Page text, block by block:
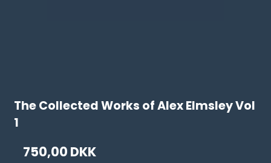
The Collected Works of Alex Elmsley Vol
1
750,00 DKK